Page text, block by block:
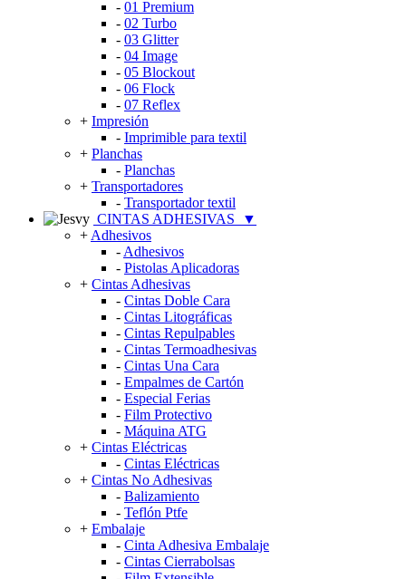
- 01 Premium
- 02 Turbo
- 03 Glitter
- 04 Image
- 05 Blockout
- 06 Flock
- 07 Reflex
+ Impresión
- Imprimible para textil
+ Planchas
- Planchas
+ Transportadores
- Transportador textil
CINTAS ADHESIVAS
▼
+ Adhesivos
- Adhesivos
- Pistolas Aplicadoras
+ Cintas Adhesivas
- Cintas Doble Cara
- Cintas Litográficas
- Cintas Repulpables
- Cintas Termoadhesivas
- Cintas Una Cara
- Empalmes de Cartón
- Especial Ferias
- Film Protectivo
- Máquina ATG
+ Cintas Eléctricas
- Cintas Eléctricas
+ Cintas No Adhesivas
- Balizamiento
- Teflón Ptfe
+ Embalaje
- Cinta Adhesiva Embalaje
- Cintas Cierrabolsas